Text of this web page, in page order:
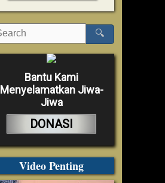
🔍
Bantu Kami
Menyelamatkan Jiwa-
Jiwa
DONASI
Video Penting